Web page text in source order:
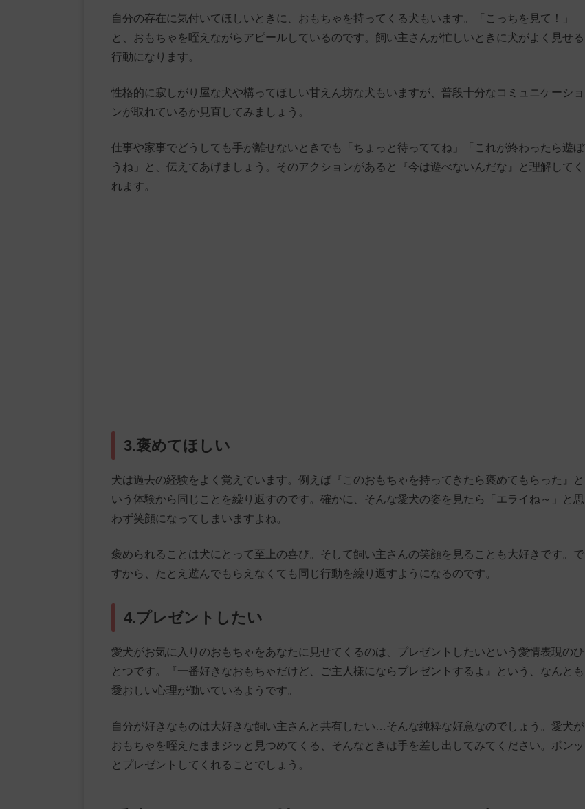
自分の存在に気付いてほしいときに、おもちゃを持ってくる犬もいます。「こっちを見て！」
と、おもちゃを咥えながらアピールしているのです。飼い主さんが忙しいときに犬がよく見せる
行動になります。
性格的に寂しがり屋な犬や構ってほしい甘えん坊な犬もいますが、普段十分なコミュニケーショ
ンが取れているか見直してみましょう。
仕事や家事でどうしても手が離せないときでも「ちょっと待っててね」「これが終わったら遊ぼ
うね」と、伝えてあげましょう。そのアクションがあると『今は遊べないんだな』と理解してく
れます。
3.褒めてほしい
犬は過去の経験をよく覚えています。例えば『このおもちゃを持ってきたら褒めてもらった』と
いう体験から同じことを繰り返すのです。確かに、そんな愛犬の姿を見たら「エライね～」と思
わず笑顔になってしまいますよね。
褒められることは犬にとって至上の喜び。そして飼い主さんの笑顔を見ることも大好きです。で
すから、たとえ遊んでもらえなくても同じ行動を繰り返すようになるのです。
4.プレゼントしたい
愛犬がお気に入りのおもちゃをあなたに見せてくるのは、プレゼントしたいという愛情表現のひ
とつです。『一番好きなおもちゃだけど、ご主人様にならプレゼントするよ』という、なんとも
愛おしい心理が働いているようです。
自分が好きなものは大好きな飼い主さんと共有したい…そんな純粋な好意なのでしょう。愛犬が
おもちゃを咥えたままジッと見つめてくる、そんなときは手を差し出してみてください。ポンッ
とプレゼントしてくれることでしょう。